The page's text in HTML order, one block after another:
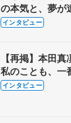
の本気と、夢が
田真凜の覚悟
インタビュー
【再掲】本田
私のことも、
退時の単独イン
インタビュー